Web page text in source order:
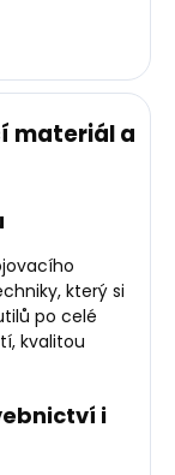
materiál a
který si
po celé
kvalitou
i